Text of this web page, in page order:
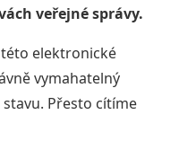
veřejné správy.
této elektronické
vymahatelný
Přesto cítíme